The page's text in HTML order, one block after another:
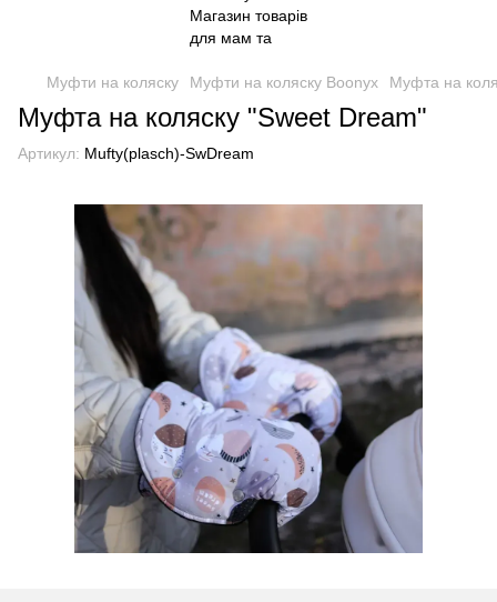
Муфти на коляску Муфти на коляску Boonyx Муфта на
Муфта на коляску "Sweet Dream"
Артикул: Mufty(plasch)-SwDream